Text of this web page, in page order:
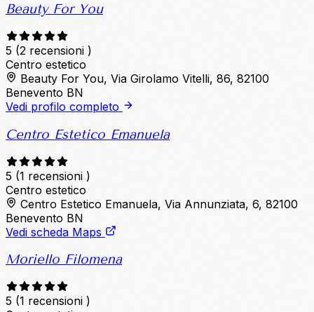
Beauty For You
5 (2 recensioni )
Centro estetico
Beauty For You, Via Girolamo Vitelli, 86, 82100
Benevento BN
Vedi profilo completo
Centro Estetico Emanuela
5 (1 recensioni )
Centro estetico
Centro Estetico Emanuela, Via Annunziata, 6, 82100
Benevento BN
Vedi scheda Maps
Moriello Filomena
5 (1 recensioni )